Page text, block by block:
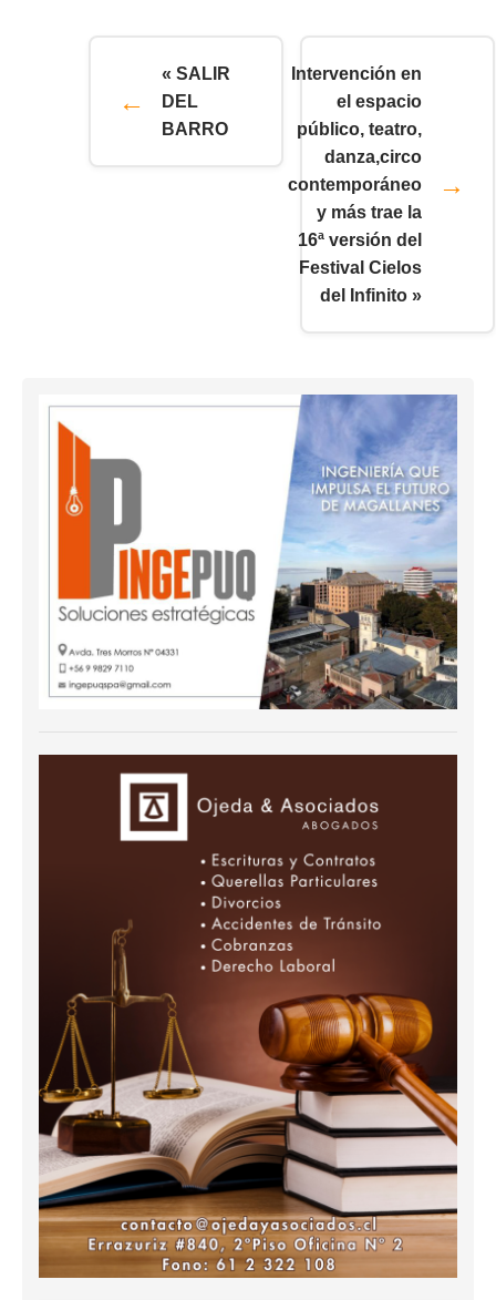
« SALIR
DEL
BARRO
Intervención en
el espacio
público, teatro,
danza,circo
contemporáneo
y más trae la
16ª versión del
Festival Cielos
del Infinito »